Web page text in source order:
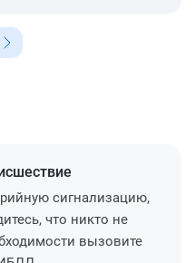
сигнализацию,
что никто не
вызовите